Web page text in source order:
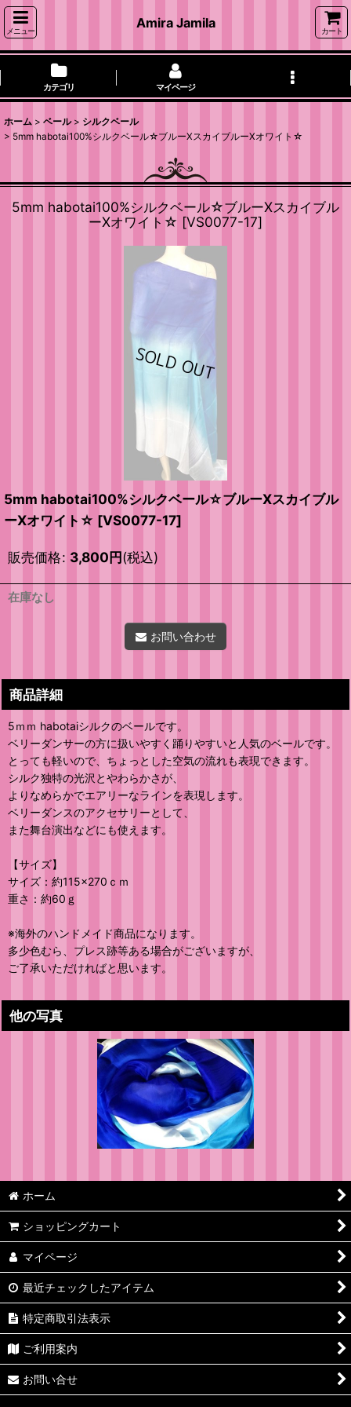
メニュー
Amira Jamila
カート
カテゴリ マイページ
ホーム > ベール > シルクベール
> 5mm habotai100%シルクベール☆ブルーXスカイブルーXオワイト☆
5mm habotai100%シルクベール☆ブルーXスカイブル
ーXオワイト☆ [VS0077-17]
5mm habotai100%シルクベール☆ブルーXスカイブル
ーXオワイト☆ [VS0077-17]
販売価格: 3,800円(税込)
在庫なし
お問い合わせ
商品詳細
5ｍｍ habotaiシルクのベールです。
ベリーダンサーの方に扱いやすく踊りやすいと人気のベールです。
とっても軽いので、ちょっとした空気の流れも表現できます。
シルク独特の光沢とやわらかさが、
よりなめらかでエアリーなラインを表現します。
ベリーダンスのアクセサリーとして、
また舞台演出などにも使えます。
【サイズ】
サイズ：約115×270ｃｍ
重さ：約60ｇ
※海外のハンドメイド商品になります。
多少色むら、プレス跡等ある場合がございますが、
ご了承いただければと思います。
他の写真
ホーム
ショッピングカート
マイページ
最近チェックしたアイテム
特定商取引法表示
ご利用案内
お問い合せ